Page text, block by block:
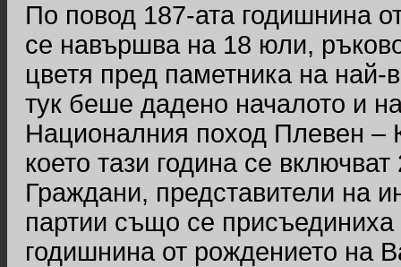
По повод 187-ата годишнина
се навършва на 18 юли,
цветя пред паметника на
тук беше дадено началото и
Националния поход Плевен –
което тази година се
Граждани, представители на
партии също се присъединиха
годишнина от рождението на